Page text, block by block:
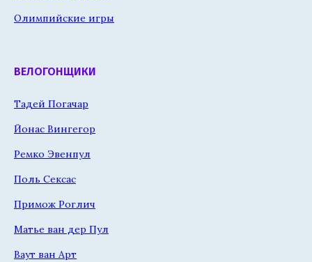
Олимпийские игры
ВЕЛОГОНЩИКИ
Тадей Погачар
Йонас Вингегор
Ремко Эвенпул
Поль Сексас
Примож Роглич
Матье ван дер Пул
Ваут ван Арт